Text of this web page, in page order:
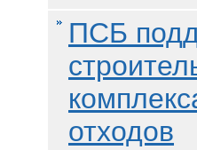
ПСБ
отходов